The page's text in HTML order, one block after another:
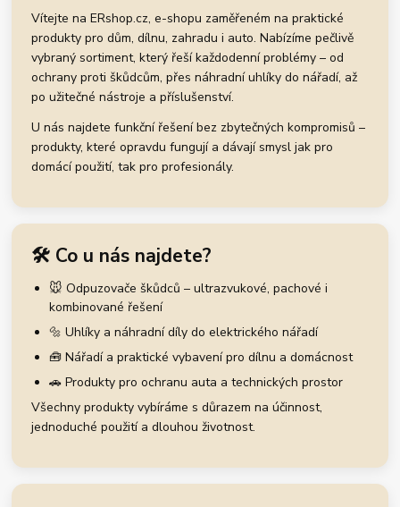
Vítejte na ERshop.cz, e-shopu zaměřeném na praktické
produkty pro dům, dílnu, zahradu i auto. Nabízíme pečlivě
vybraný sortiment, který řeší každodenní problémy – od
ochrany proti škůdcům, přes náhradní uhlíky do nářadí, až
po užitečné nástroje a příslušenství.
U nás najdete funkční řešení bez zbytečných kompromisů –
produkty, které opravdu fungují a dávají smysl jak pro
domácí použití, tak pro profesionály.
🛠️ Co u nás najdete?
🐭 Odpuzovače škůdců – ultrazvukové, pachové i
kombinované řešení
🔩 Uhlíky a náhradní díly do elektrického nářadí
🧰 Nářadí a praktické vybavení pro dílnu a domácnost
🚗 Produkty pro ochranu auta a technických prostor
Všechny produkty vybíráme s důrazem na účinnost,
jednoduché použití a dlouhou životnost.